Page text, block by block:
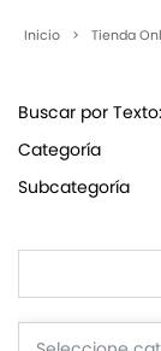
Inicio > Tienda
Buscar por Texto:
Categoría
Subcategoría